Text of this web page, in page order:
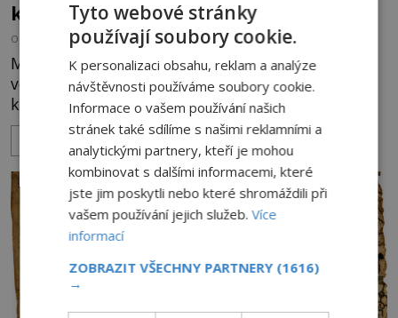
králíky?
OD HELENA STEJSKALOVÁ 3.8.2026 3.3TIS
Město Langenau obléhá ve 14. století nepřátelské
vojsko, zásoby docházejí a obránci stojí na pokraji
kapitulace. Přesto nakonec zvítězí chytrost nad
hrubou silou. Podle staré německé legendy vypustí
obyvatelé za hradby dobře živeného králíka, aby
nepřítele přesvědčili, že uvnitř města je jídla stále
dost. Čas pracuje pro obléhatele. Ve městě ubývají
zásoby a každý den znamená další porci strádá
Tyto webové stránky
používají soubory cookie.
K personalizaci obsahu, reklam a analýze
návštěvnosti používáme soubory cookie.
Informace o vašem používání našich
stránek také sdílíme s našimi reklamními a
analytickými partnery, kteří je mohou
kombinovat s dalšími informacemi, které
jste jim poskytli nebo které shromáždili při
vašem používání jejich služeb.Více
informací
ZOBRAZIT VŠECHNY PARTNERY (1616)
→